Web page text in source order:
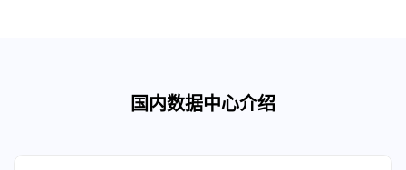
国内数据中心介绍